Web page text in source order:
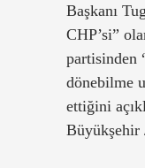
Başkanı
CHP’si”
partisinden
dönebilme
ettiğini
Büyükşehir